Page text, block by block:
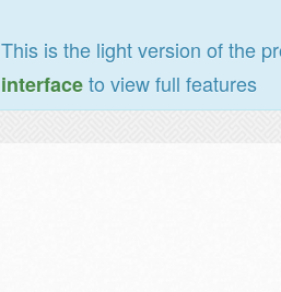
This is the light version of the
interfaceto view full features